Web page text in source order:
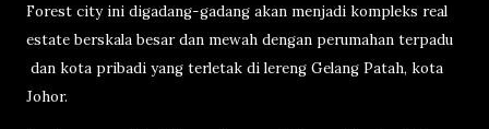
Forest city ini digadang-gadang akan menjadi kompleks real
estate berskala besar dan mewah dengan perumahan terpadu
dan kota pribadi yang terletak di lereng Gelang Patah, kota
Johor.